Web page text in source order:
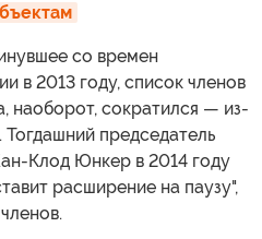
со времен
в 2013 году, список членов
наоборот, сократился — из-
председатель
Клод Юнкер в 2014 году
расширение на паузу",